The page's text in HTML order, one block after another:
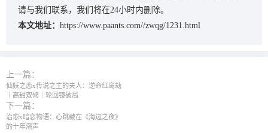
请与我们联系，我们将在24小时内删除。
本文地址： https://www.paants.com//zwqg/1231.html
上一篇：
仙妖之恋x传说之主的夫人：逆命红鸾劫
｜高甜双修｜轮回镜破局
下一篇：
治愈x暗恋物语：心跳藏在《海边之夜》
的十年潮声